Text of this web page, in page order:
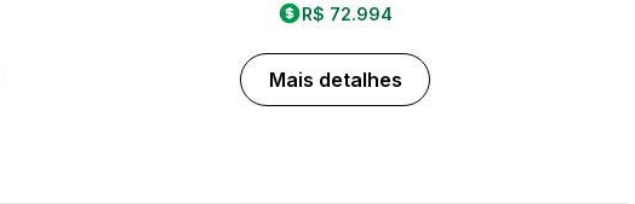
R$ 72.994
Mais detalhes